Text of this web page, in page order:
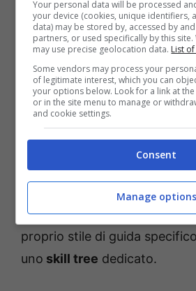
Per ottenere le migliori
dovranno trovare il feeling
moto: i principianti
strumenti e impostazioni per
gli aiuti alla guidain base al
sterzo automatico, freni
acceleratore automatico,
giocatori più esperti
gli assetti della moto e
proprio stile di guida
uno skill tree dedicato.
Your personal data will be processed
your device (cookies, unique identifiers,
data) may be stored by, accessed by
partners, or used specifically by this
may use precise geolocation data. List
Some vendors may process your
of legitimate interest, which you can
your options below. Look for a link at
or in the site menu to manage or
and cookie settings.
Consent
Manage options